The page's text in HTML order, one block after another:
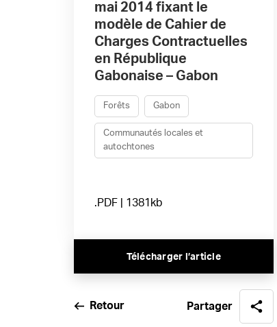
mai 2014 fixant le
modèle de Cahier de
Charges Contractuelles
en République
Gabonaise – Gabon
Forêts Gabon
Communautés locales et
autochtones
.PDF | 1381kb
Télécharger l’article
Retour Partager